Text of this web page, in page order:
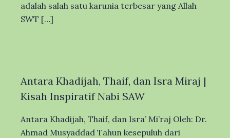
adalah salah satu karunia terbesar yang Allah
SWT […]
Antara Khadijah, Thaif, dan Isra Miraj |
Kisah Inspiratif Nabi SAW
Antara Khadijah, Thaif, dan Isra’ Mi’raj Oleh: Dr.
Ahmad Musyaddad Tahun kesepuluh dari